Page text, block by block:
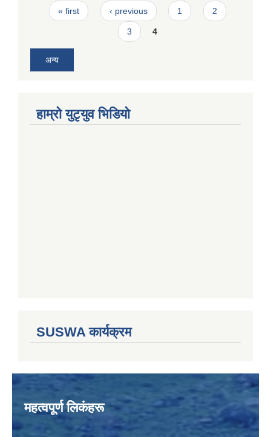
Pages
« first ‹ previous 1 2
3 4
अन्य
हाम्राे युटृयुव भिडियाे
SUSWA कार्यक्रम
महत्वपूर्ण लिकंहरू